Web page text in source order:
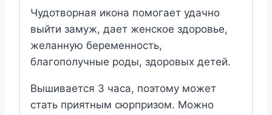
Чудотворная икона помогает удачно
выйти замуж, дает женское здоровье,
желанную беременность,
благополучные роды, здоровых детей.
Вышивается 3 часа, поэтому может
стать приятным сюрпризом. Можно